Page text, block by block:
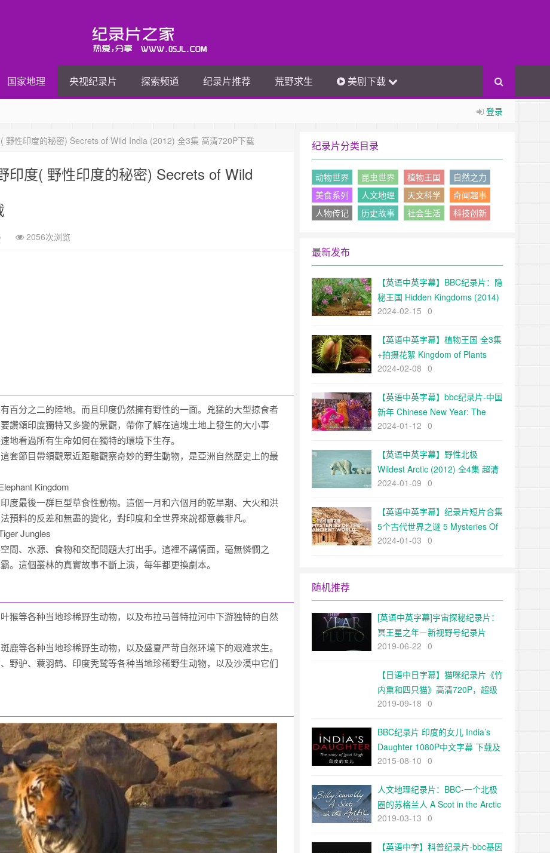
国家地理 央视纪录片 探索频道 纪录片推荐 荒野求生 美剧下载
登录
野性印度的秘密) Secrets of Wild India (2012) 全3集 高清720P下载
印度( 野性印度的秘密) Secrets of Wild
2056次浏览
分之二的陸地。而且印度仍然擁有野性的一面。兇猛的大型掠食者
讚頌印度獨特又多變的景觀，帶你了解在這塊土地上發生的大小事
地看過所有生命如何在獨特的環境下生存。
節目帶領觀眾近距離觀察奇妙的野生動物，是亞洲自然歷史上的最
Kingdom
最後一群巨型草食性動物。這個一月和六個月的乾旱期、大火和洪
料的反差和無盡的變化，對印度和全世界來說都意義非凡。
Jungles
、水源、食物和交配問題大打出手。這裡不講情面，毫無憐憫之
這個叢林的真實故事不斷上演，每年都更換劇本。
猴等各种当地珍稀野生动物，以及布拉马普特拉河中下游独特的自然
鹿等各种当地珍稀野生动物，以及盛夏严苛自然环境下的艰难求生。
野驴、蓑羽鹤、印度秃鹫等各种当地珍稀野生动物，以及沙漠中它们
纪录片分类目录
动物世界 昆虫世界 植物王国
自然之力
美食系列
人文地理 天文科学
奇闻趣事
人物传记
历史故事 社会生活 科技创新
最新发布
【英语中英字幕】BBC纪录片：隐
秘王国 Hidden Kingdoms (2014)
全3集+电影版 Hidden
2024-02-15 0
【英语中英字幕】植物王国 全3集
+拍摄花絮 Kingdom of Plants
with David Attenborough 高清
2024-02-08 0
【英语中英字幕】bbc纪录片-中国
新年 Chinese New Year: The
Biggest Celebration on Earth
2024-01-12 0
【英语中英字幕】野性北极
Wildest Arctic (2012) 全4集 超清
720P下载
2024-01-09 0
【英语中英字幕】纪录片短片合集
5个古代世界之谜 5 Mysteries Of
The Ancient World超清1080p下
2024-01-03 0
随机推荐
[英语中英字幕]宇宙探秘纪录片：
冥王星之年－新视野号纪录片
The Year of Pluto (2015) 全1集
2019-06-22 0
【日语中日字幕】猫咪纪录片《竹
内熏和四只猫》高清720P，超级
可爱超级治愈
2019-09-18 0
BBC纪录片 印度的女儿 India’s
Daughter 1080P中文字幕 下载及
在线观看
2015-08-10 0
人文地理纪录片：BBC-一个北极
圈的苏格兰人 A Scot in the Arctic
高清
2019-03-13 0
【英语中字】科普纪录片-bbc基因